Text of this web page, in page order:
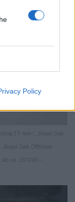
Policy
37 mm“, „Royal Oak
Oak Offshore
ca. 20’000.–